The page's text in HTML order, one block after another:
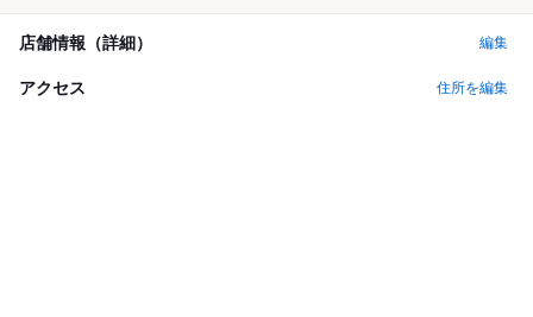
店舗情報（詳細） 編集
アクセス 住所を編集